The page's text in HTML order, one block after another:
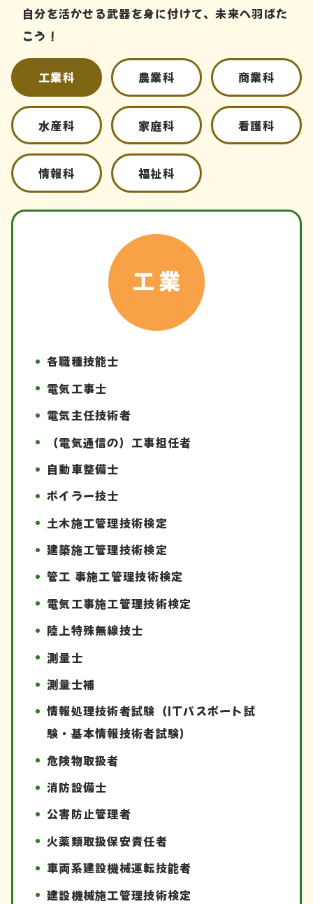
自分を活かせる武器を身に付けて、未来へ羽ばた
こう！
工業科 農業科 商業科
水産科 家庭科 看護科
情報科 福祉科
各職種技能士
電気工事士
電気主任技術者
（電気通信の）工事担任者
自動車整備士
ボイラー技士
土木施工管理技術検定
建築施工管理技術検定
管工 事施工管理技術検定
電気工事施工管理技術検定
陸上特殊無線技士
測量士
測量士補
情報処理技術者試験（ITパスポート試
験・基本情報技術者試験）
危険物取扱者
消防設備士
公害防止管理者
火薬類取扱保安責任者
車両系建設機械運転技能者
建設機械施工管理技術検定